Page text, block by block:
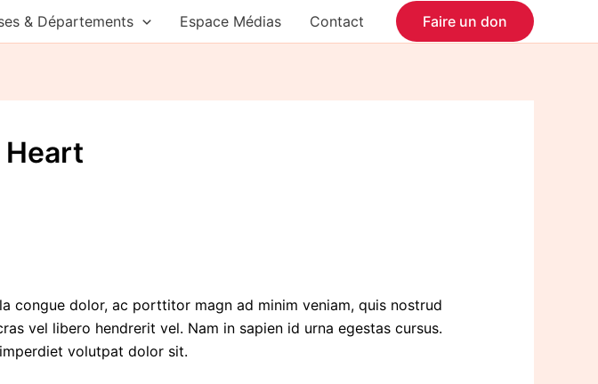
& Départements Espace Médias Contact Faire un don
Heart
congue dolor, ac porttitor magn ad minim veniam, quis nostrud
vel libero hendrerit vel. Nam in sapien id urna egestas cursus.
volutpat dolor sit.